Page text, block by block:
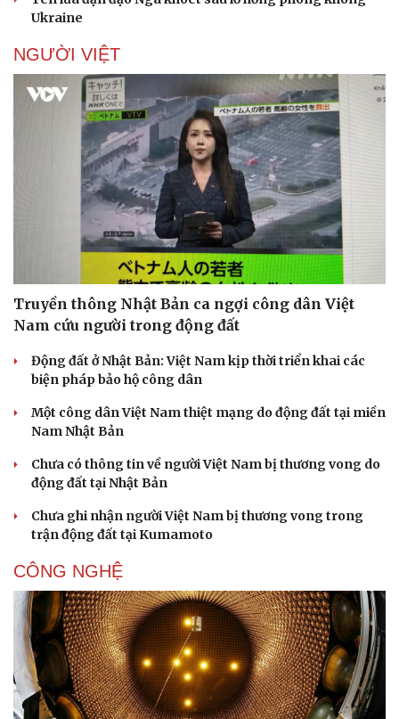
Vì cộng đồng
Ukraine
NGƯỜI VIỆT
Truyền thông Nhật Bản ca ngợi công dân Việt
Nam cứu người trong động đất
Động đất ở Nhật Bản: Việt Nam kịp thời triển khai các
biện pháp bảo hộ công dân
Một công dân Việt Nam thiệt mạng do động đất tại miền
Nam Nhật Bản
Chưa có thông tin về người Việt Nam bị thương vong do
động đất tại Nhật Bản
Chưa ghi nhận người Việt Nam bị thương vong trong
trận động đất tại Kumamoto
CÔNG NGHỆ